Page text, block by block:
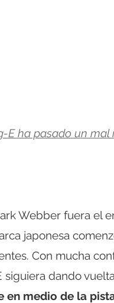
E ha pasado un
Webber fuera el
japonesa
Con mucha
dando
en medio de la